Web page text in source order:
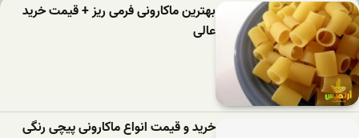
بهترین ماکارونی فرمی ریز + قیمت خرید
عالی
خرید و قیمت انواع ماکارونی پیچی رنگی